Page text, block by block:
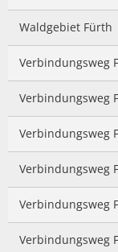
Waldgebiet Fürth
Verbindungsweg
Verbindungsweg
Verbindungsweg
Verbindungsweg
Verbindungsweg
Verbindungsweg